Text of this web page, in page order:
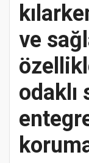
ve
odaklı